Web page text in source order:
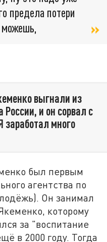
предела потери
можешь,
выгнали из
России, и он сорвал с
заработал много
был первым
агентства по
Он занимал
которому
за "воспитание
в 2000 году. Тогда